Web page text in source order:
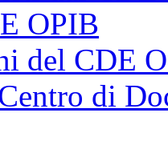
OPIB
del CDE
di